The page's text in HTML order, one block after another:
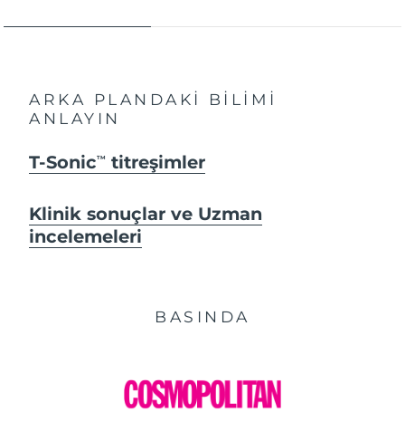
ARKA PLANDAKİ BİLİMİ
ANLAYIN
T-SonicTM titreşimler
Klinik sonuçlar ve Uzman
incelemeleri
BASINDA